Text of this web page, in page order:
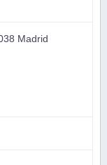
Madrid